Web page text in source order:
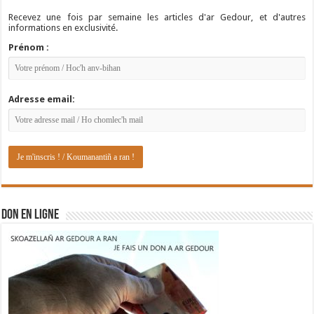
Recevez une fois par semaine les articles d'ar Gedour, et d'autres
informations en exclusivité.
Prénom :
Adresse email:
DON EN LIGNE